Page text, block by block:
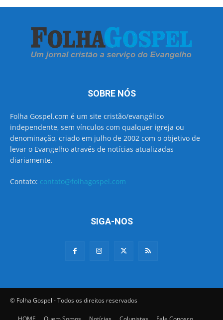
SOBRE NÓS
Folha Gospel.com é um site cristão/evangélico
independente, sem vínculos com qualquer igreja ou
denominação, criado em julho de 2002 com o objetivo de
levar o Evangelho através de notícias atualizadas
diariamente.
Contato: contato@folhagospel.com
SIGA-NOS
© Folha Gospel - Todos os direitos reservados